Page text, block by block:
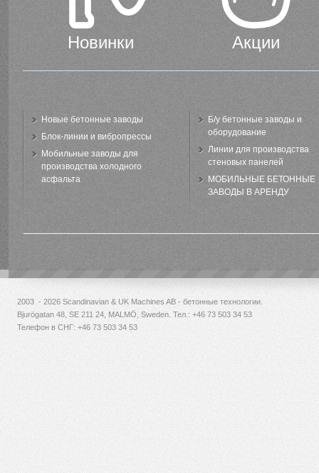
Новинки Акции
Новые бетонные заводы
Блок-линии и вибропрессы
Мобильные заводы для
производства холодного
асфальта
Б/у бетонные заводы и
оборудование
Линии для производства
стеновых панелей
МОБИЛЬНЫЕ БЕТОННЫЕ
ЗАВОДЫ В АРЕНДУ
2003 - 2026 Scandinavian & UK Machines AB - бетонные технологии.
Bjurögatan 48, SE 211 24, MALMÖ, Sweden. Тел.: +46 73 503 34 53
Телефон в СНГ: +46 73 503 34 53